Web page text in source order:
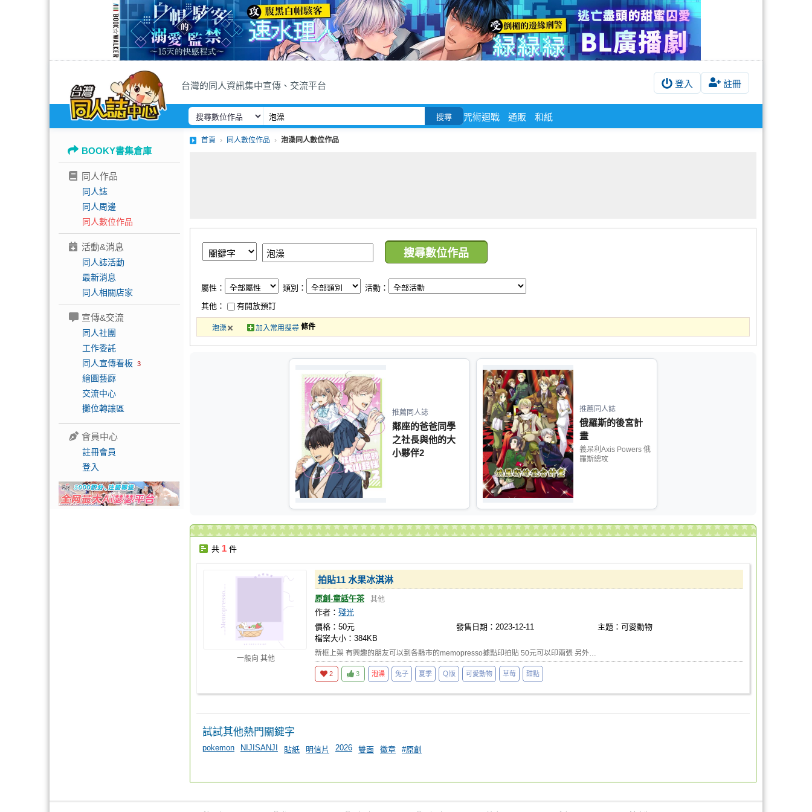
台灣的同人資訊集中宣傳、交流平台 登入 註冊
搜尋 咒術迴戰 通販 和紙
BOOKY書集倉庫
同人作品
同人誌
同人周邊
同人數位作品
活動&消息
同人誌活動
最新消息
同人相關店家
宣傳&交流
同人社團
工作委託
同人宣傳看板 3
繪圖藝廊
交流中心
攤位轉讓區
會員中心
註冊會員
登入
首頁 同人數位作品 泡澡同人數位作品
屬性： 類別：
活動：
其他：
有開放預訂
條件
泡澡 加入常用搜尋
推薦同人誌
鄰座的爸爸同學
之社長與他的大
小夥伴2
推薦同人誌
俄羅斯的後宮計
畫
義呆利Axis Powers 俄
羅斯總攻
共 1 件
一般向 其他
拍貼11 水果冰淇淋
原創-童話午茶 其他
作者： 殘光
價格：50元
發售日期：2023-12-11
主題：可愛動物
檔案大小：384KB
新框上架 有興趣的朋友可以到各縣市的memopresso據點印拍貼 50元可以印兩張 另外…
2 3 泡澡 兔子 夏季 Ｑ版 可愛動物 草莓 甜點
試試其他熱門關鍵字
pokemon NIJISANJI 貼紙 明信片 2026 雙面 徽章 #原創